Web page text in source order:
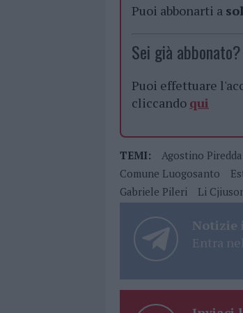
Puoi abbonarti a
Sei già abbonato?
Puoi effettuare
cliccando qui
TEMI: Agostino Piredda
Comune Luogosanto
Gabriele Pileri
Li
Notizie
Entra